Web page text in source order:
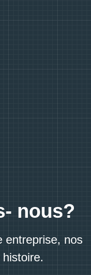
nous?
entreprise, nos